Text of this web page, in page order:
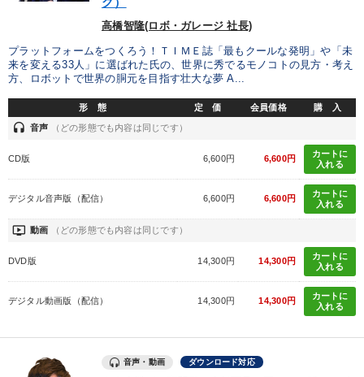
高橋智隆(ロボ・ガレージ 社長)
プラットフォームをつくろう！ＴＩＭＥ誌「最もクールな発明」や「未
来を変える33人」に選ばれた氏の、世界に秀でるモノコトの見方・考え
方、ロボットで世界の胴元を目指す壮大な夢 A...
形 態 定 価 会員価格 購 入
headset 音声 （どの形態でも内容は同じです）
CD版 6,600円 6,600円
カートに
入れる
デジタル音声版（配信） 6,600円 6,600円
カートに
入れる
ondemand_video 動画 （どの形態でも内容は同じです）
DVD版 14,300円 14,300円
カートに
入れる
デジタル動画版（配信） 14,300円 14,300円
カートに
入れる
音声・動画 ダウンロード対応